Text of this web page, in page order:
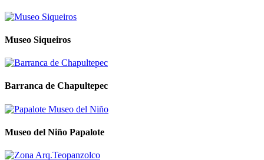
Museo Siqueiros
Barranca de Chapultepec
Museo del Niño Papalote